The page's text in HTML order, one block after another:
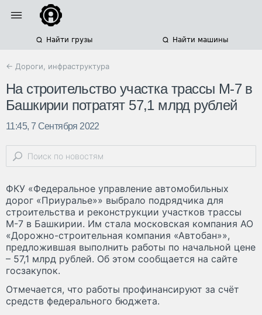
Найти грузы Найти машины
← Дороги, инфраструктура
На строительство участка трассы М-7 в
Башкирии потратят 57,1 млрд рублей
11:45, 7 Сентября 2022
ФКУ «Федеральное управление автомобильных
дорог «Приуралье»» выбрало подрядчика для
строительства и реконструкции участков трассы
М-7 в Башкирии. Им стала московская компания АО
«Дорожно-строительная компания «Автобан»»,
предложившая выполнить работы по начальной цене
– 57,1 млрд рублей. Об этом сообщается на сайте
госзакупок.
Отмечается, что работы профинансируют за счёт
средств федерального бюджета.